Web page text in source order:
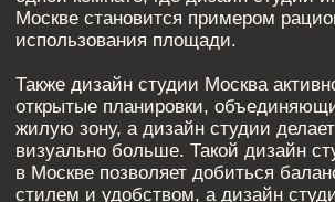
Кроме того, дизайн студии Москва предполагает
использование многофункциональной мебели,
которая выполняет несколько задач одновременно, а
результате дизайн студии интерьера в Москве
помогает создать комфортное жилье, а дизайн
студии Москва отвечает требованиям современного
городского образа жизни.